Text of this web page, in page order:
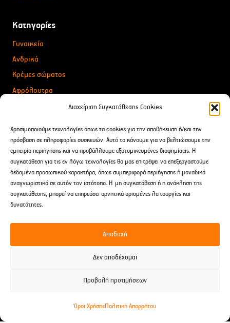
Διαχείριση Συγκατάθεσης Cookies
Χρησιμοποιούμε τεχνολογίες όπως τα cookies για την αποθήκευση ή/και την
πρόσβαση σε πληροφορίες συσκευών. Αυτό το κάνουμε για να βελτιώσουμε την
εμπειρία περιήγησης και να προβάλλουμε εξατομικευμένες διαφημίσεις. Η
συγκατάθεση για τις εν λόγω τεχνολογίες θα μας επιτρέψει να επεξεργαστούμε
δεδομένα προσωπικού χαρακτήρα, όπως συμπεριφορά περιήγησης ή μοναδικά
αναγνωριστικά σε αυτόν τον ιστότοπο. Η μη συγκατάθεση ή η ανάκληση της
συγκατάθεσης, μπορεί να επηρεάσει αρνητικά ορισμένες λειτουργίες και
δυνατότητες.
Αποδοχή
Δεν αποδέχομαι
Προβολή προτιμήσεων
Όροι ΧρήσηςΠολιτική Απορρήτου
Κατηγορίες
Γυναικεία
Ανδρικά
Κρέμες σώματος
Αφρόλουτρα
After Shave
Επικοινωνία
Δαρειώτου 9 Tρίπολη, Ελλάδα
2710 238691
spititouaromatos2012@gmail.com
© 2026 Το Σπίτι του Αρώματος -